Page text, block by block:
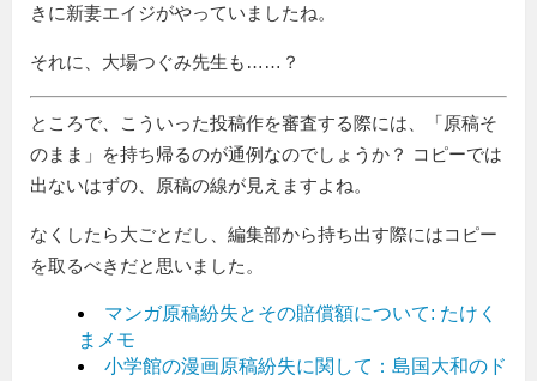
きに新妻エイジがやっていましたね。
それに、大場つぐみ先生も……？
ところで、こういった投稿作を審査する際には、「原稿そ
のまま」を持ち帰るのが通例なのでしょうか？ コピーでは
出ないはずの、原稿の線が見えますよね。
なくしたら大ごとだし、編集部から持ち出す際にはコピー
を取るべきだと思いました。
マンガ原稿紛失とその賠償額について: たけく
まメモ
小学館の漫画原稿紛失に関して：島国大和のド